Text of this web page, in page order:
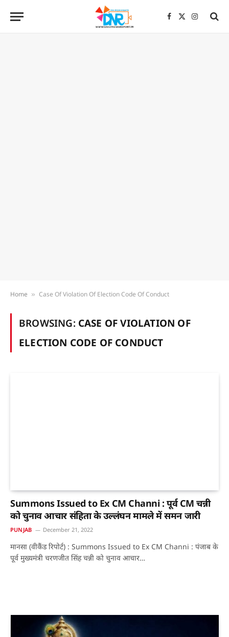
Facebook
X
Home » Case Of Violation Of Election Code Of Conduct
BROWSING: CASE OF VIOLATION OF
ELECTION CODE OF CONDUCT
Summons Issued to Ex CM Channi : पूर्व CM चन्नी
को चुनाव आचार संहिता के उल्लंघन मामले में समन जारी
PUNJAB December 21, 2022
मानसा (वीकैंड रिपोर्ट) : Summons Issued to Ex CM Channi : पंजाब के
पूर्व मुख्यमंत्री चरणजीत सिंह चन्नी को चुनाव आचार…